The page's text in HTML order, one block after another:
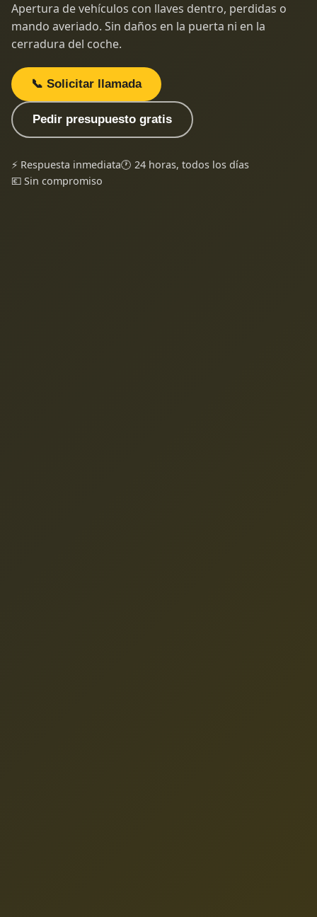
Apertura de vehículos con llaves dentro, perdidas o
mando averiado. Sin daños en la puerta ni en la
cerradura del coche.
📞 Solicitar llamada
Pedir presupuesto gratis
⚡ Respuesta inmediata🕐 24 horas, todos los días
💶 Sin compromiso